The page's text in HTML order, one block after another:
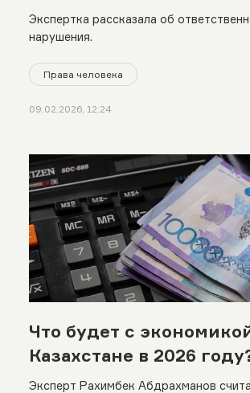
Экспертка рассказала об
нарушения.
Права человека
09.02.2026, 12:24
Что будет с
Казахстане в 2026
Эксперт Рахимбек Абдрахманов